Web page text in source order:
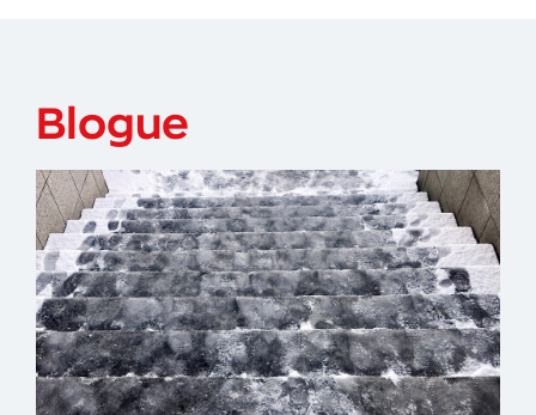
Blogue